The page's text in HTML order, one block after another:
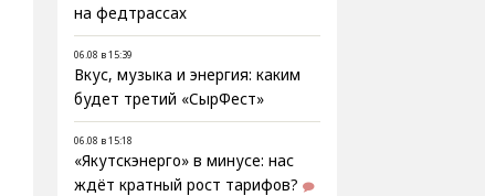
на федтрассах
06.08 в 15:39
Вкус, музыка и энергия: каким
будет третий «СырФест»
06.08 в 15:18
«Якутскэнерго» в минусе: нас
ждёт кратный рост тарифов?